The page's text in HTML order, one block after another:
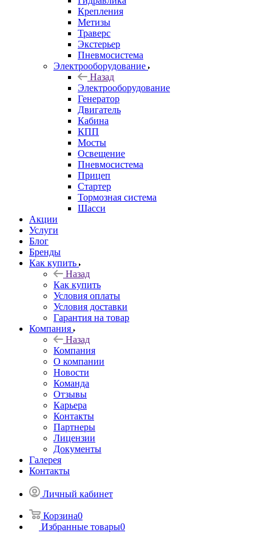
Крепления
Метизы
Траверс
Экстерьер
Пневмосистема
Электрооборудование
Назад
Электрооборудование
Генератор
Двигатель
Кабина
КПП
Мосты
Освещение
Пневмосистема
Прицеп
Стартер
Тормозная система
Шасси
Акции
Услуги
Блог
Бренды
Как купить
Назад
Как купить
Условия оплаты
Условия доставки
Гарантия на товар
Компания
Назад
Компания
О компании
Новости
Команда
Отзывы
Карьера
Контакты
Партнеры
Лицензии
Документы
Галерея
Контакты
Личный кабинет
Корзина0
Избранные товары0